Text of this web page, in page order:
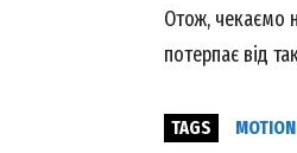
Отож, чекаємо
потерпає від
TAGS